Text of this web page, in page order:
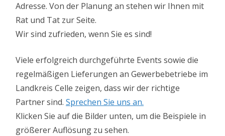
Adresse. Von der Planung an stehen wir Ihnen mit
Rat und Tat zur Seite.
Wir sind zufrieden, wenn Sie es sind!
Viele erfolgreich durchgeführte Events sowie die
regelmäßigen Lieferungen an Gewerbebetriebe im
Landkreis Celle zeigen, dass wir der richtige
Partner sind. Sprechen Sie uns an.
Klicken Sie auf die Bilder unten, um die Beispiele in
größerer Auflösung zu sehen.